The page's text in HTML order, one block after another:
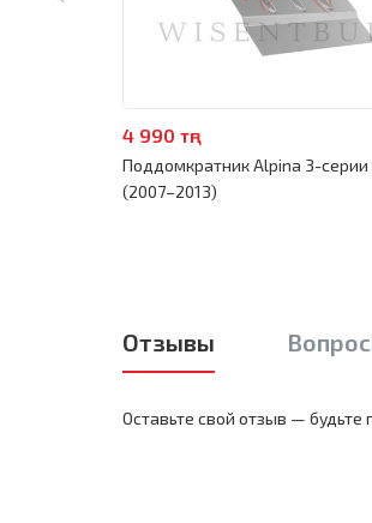
4 990 тңг
Поддомкратник Alpina 3-серии
(2007–2013)
Отзывы
Оставьте свой отзыв —